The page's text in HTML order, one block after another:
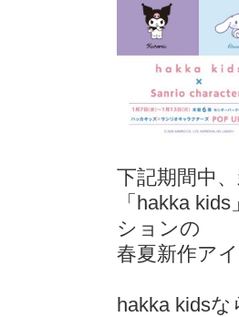
下記期間中
「hakka
ションの
春夏新作ア
hakka kids